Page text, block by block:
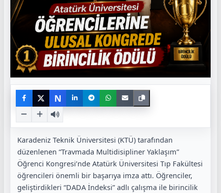
N
Karadeniz Teknik Üniversitesi (KTÜ) tarafından
düzenlenen “Travmada Multidisipliner Yaklaşım”
Öğrenci Kongresi’nde Atatürk Üniversitesi Tıp Fakültesi
öğrencileri önemli bir başarıya imza attı. Öğrenciler,
geliştirdikleri “DADA İndeksi” adlı çalışma ile birincilik